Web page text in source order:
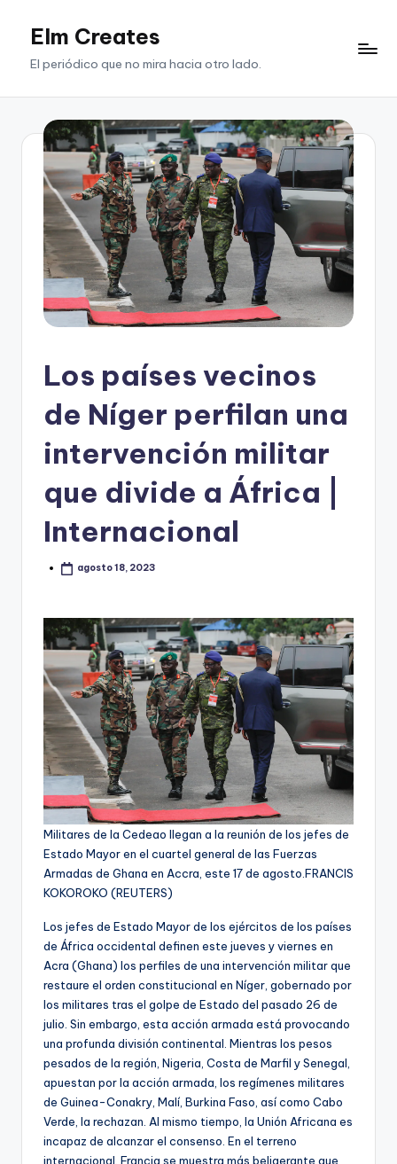
SaltarElm Creates
El periódico que no mira hacia otro lado.
Los países vecinos
de Níger perfilan una
intervención militar
que divide a África |
Internacional
agosto 18, 2023
Militares de la Cedeao llegan a la reunión de los jefes de
Estado Mayor en el cuartel general de las Fuerzas
Armadas de Ghana en Accra, este 17 de agosto. FRANCIS
KOKOROKO (REUTERS)
Los jefes de Estado Mayor de los ejércitos de los países
de África occidental definen este jueves y viernes en
Acra (Ghana) los perfiles de una intervención militar que
restaure el orden constitucional en Níger, gobernado por
los militares tras el golpe de Estado del pasado 26 de
julio. Sin embargo, esta acción armada está provocando
una profunda división continental. Mientras los pesos
pesados de la región, Nigeria, Costa de Marfil y Senegal,
apuestan por la acción armada, los regímenes militares
de Guinea-Conakry, Malí, Burkina Faso, así como Cabo
Verde, la rechazan. Al mismo tiempo, la Unión Africana es
incapaz de alcanzar el consenso. En el terreno
internacional, Francia se muestra más beligerante que